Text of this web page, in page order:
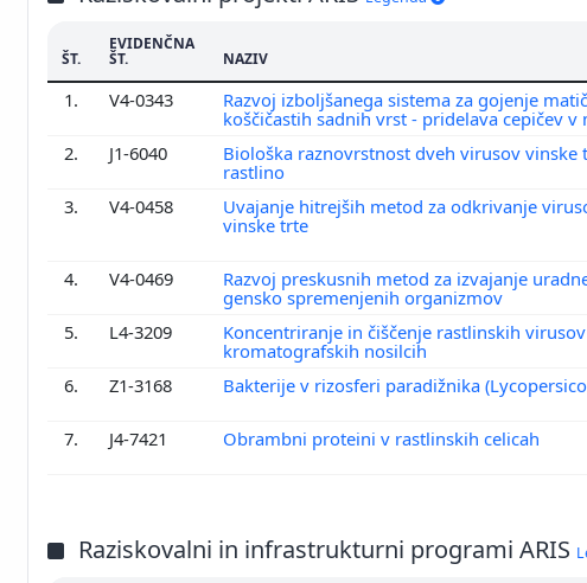
ŠT.
EVIDENČNA
ŠT. NAZIV
1. V4-0343
Razvoj izboljšanega sistema za gojenje
koščičastih sadnih vrst - pridelava cepičev v
2. J1-6040
Biološka raznovrstnost dveh virusov vinske
rastlino
3. V4-0458
Uvajanje hitrejših metod za odkrivanje
vinske trte
4. V4-0469
Razvoj preskusnih metod za izvajanje
gensko spremenjenih organizmov
5. L4-3209
Koncentriranje in čiščenje rastlinskih
kromatografskih nosilcih
6. Z1-3168 Bakterije v rizosferi paradižnika
7. J4-7421 Obrambni proteini v rastlinskih celicah
Raziskovalni in infrastrukturni programi ARIS